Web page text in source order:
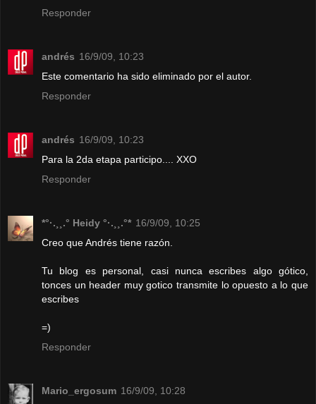
Responder
andrés 16/9/09, 10:23
Este comentario ha sido eliminado por el autor.
Responder
andrés 16/9/09, 10:23
Para la 2da etapa participo.... XXO
Responder
*°·.¸¸.° Heidy °·.¸¸.°* 16/9/09, 10:25
Creo que Andrés tiene razón.
Tu blog es personal, casi nunca escribes algo gótico,
tonces un header muy gotico transmite lo opuesto a lo que
escribes
=)
Responder
Mario_ergosum 16/9/09, 10:28